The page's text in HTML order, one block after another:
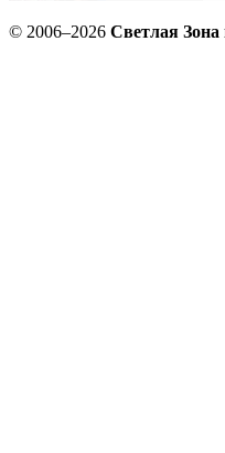
© 2006–2026 Светлая